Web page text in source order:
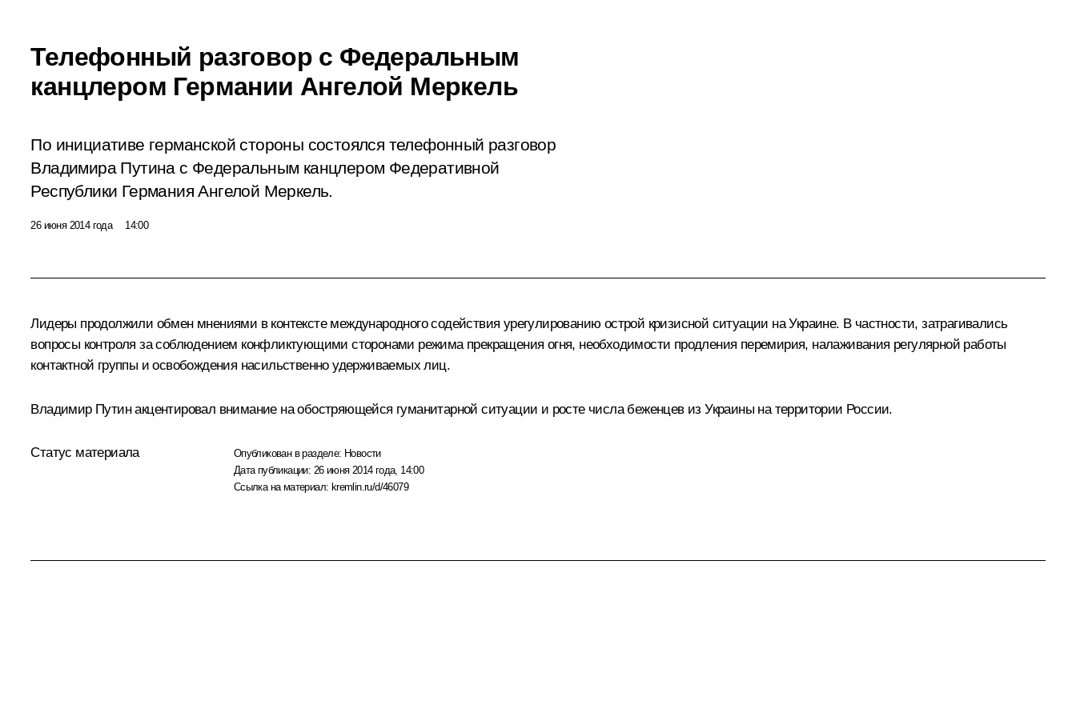
Телефонный разговор с Федеральным
канцлером Германии Ангелой Меркель
По инициативе германской стороны состоялся телефонный разговор
Владимира Путина с Федеральным канцлером Федеративной
Республики Германия Ангелой Меркель.
26 июня 2014 года 14:00
Лидеры продолжили обмен мнениями в контексте международного содействия урегулированию острой кризисной ситуации на Украине. В частности, затрагивались
вопросы контроля за соблюдением конфликтующими сторонами режима прекращения огня, необходимости продления перемирия, налаживания регулярной работы
контактной группы и освобождения насильственно удерживаемых лиц.
Владимир Путин акцентировал внимание на обостряющейся гуманитарной ситуации и росте числа беженцев из Украины на территории России.
Статус материала Опубликован в разделе: Новости
Дата публикации: 26 июня 2014 года, 14:00
Ссылка на материал: kremlin.ru/d/46079